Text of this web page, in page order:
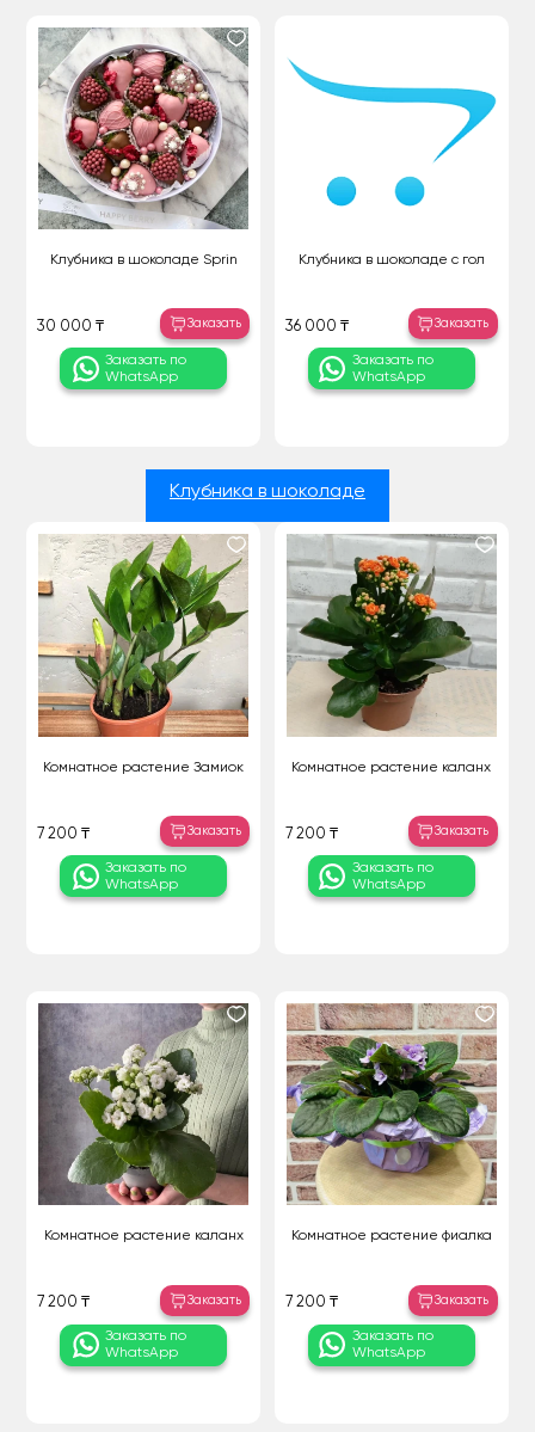
Клубника в шоколаде Sprin
30 000 ₸ Заказать
Заказать по
WhatsApp
Клубника в шоколаде с гол
36 000 ₸ Заказать
Заказать по
WhatsApp
Клубника в шоколаде
Комнатное растение Замиок
7 200 ₸ Заказать
Заказать по
WhatsApp
Комнатное растение каланх
7 200 ₸ Заказать
Заказать по
WhatsApp
Комнатное растение каланх
7 200 ₸ Заказать
Заказать по
WhatsApp
Комнатное растение фиалка
7 200 ₸ Заказать
Заказать по
WhatsApp